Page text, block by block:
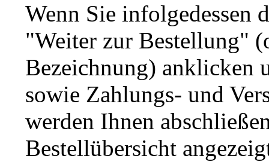
Wenn Sie infolgedessen
"Weiter zur Bestellung"
Bezeichnung) anklicken
sowie Zahlungs- und
werden Ihnen
Bestellübersicht